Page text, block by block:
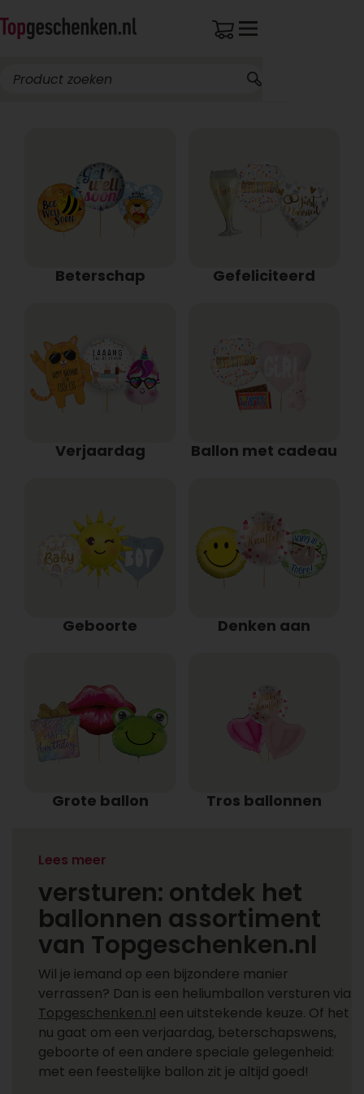
Beterschap Gefeliciteerd
Verjaardag Ballon met cadeau
Geboorte Denken aan
Grote ballon Tros ballonnen
Heliumballonnen
versturen: ontdek het
ballonnen assortiment
van Topgeschenken.nl
Wil je iemand op een bijzondere manier
verrassen? Dan is een heliumballon versturen via
Topgeschenken.nl een uitstekende keuze. Of het
nu gaat om een verjaardag, beterschapswens,
geboorte of een andere speciale gelegenheid:
met een feestelijke ballon zit je altijd goed!
Lees meer